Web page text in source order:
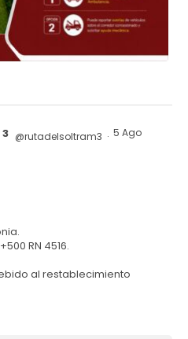
@rutadelsoltram3 · 5 Ago
RN 4516.
al restablecimiento